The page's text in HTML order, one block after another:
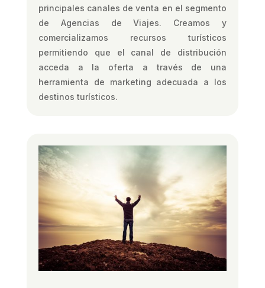
principales canales de venta en el segmento
de Agencias de Viajes. Creamos y
comercializamos recursos turísticos
permitiendo que el canal de distribución
acceda a la oferta a través de una
herramienta de marketing adecuada a los
destinos turísticos.